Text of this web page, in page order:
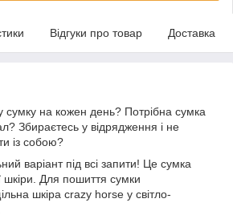
Відгуки про товар Доставка
сумку на кожен день? Потрібна сумка
Збираєтесь у відрядження і не
із собою?
варіант під всі запити! Це сумка
шкіри. Для пошиття сумки
шкіра crazy horse у світло-